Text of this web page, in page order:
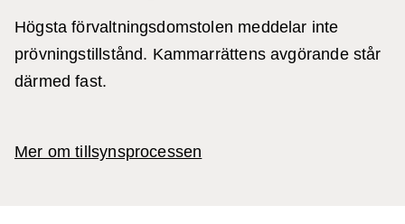
Högsta förvaltningsdomstolen meddelar inte
prövningstillstånd. Kammarrättens avgörande står
därmed fast.
Mer om tillsynsprocessen